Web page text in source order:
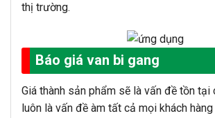
thị trường.
Báo giá van bi gang
Giá thành sản phẩm sẽ là vấn đề tồn tại
luôn là vấn đề àm tất cả mọi khách